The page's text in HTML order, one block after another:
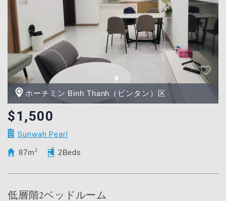
ホーチミン Binh Thanh（ビンタン）区
$1,500
Sunwah Pearl
87m 2 2Beds
低層階2ベッドルーム